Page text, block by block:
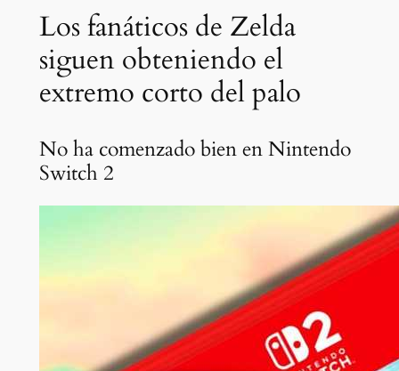
Los fanáticos de Zelda
siguen obteniendo el
extremo corto del palo
No ha comenzado bien en Nintendo
Switch 2